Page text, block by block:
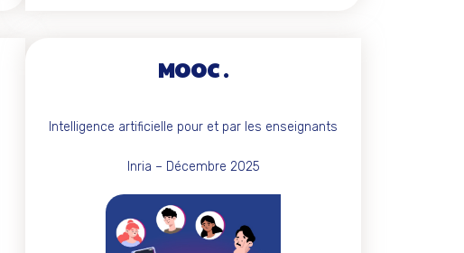
MOOC
Intelligence artificielle pour et par les enseignants
Inria – Décembre 2025